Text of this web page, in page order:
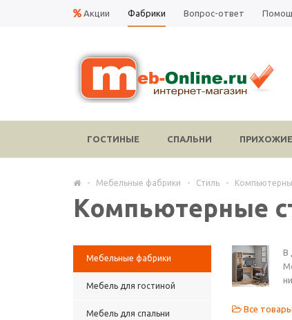
Акции Фабрики Вопрос-ответ
ГОСТИНЫЕ СПАЛЬНИ ПРИХОЖИЕ
- Мебельные фабрики - Стиль -
Компьютерные
Мебельные фабрики
Мебель для гостиной
Мебель для спальни
В
Все